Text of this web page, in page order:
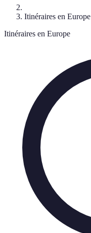
Itinéraires en Europe
Itinéraires en Europe